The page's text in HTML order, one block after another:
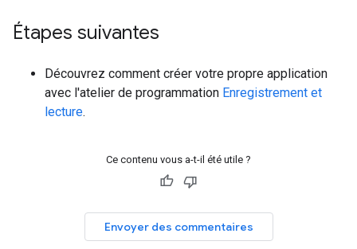
Étapes suivantes
Découvrez comment créer votre propre application
avec l'atelier de programmation Enregistrement et
lecture.
Ce contenu vous a-t-il été utile ?
Envoyer des commentaires